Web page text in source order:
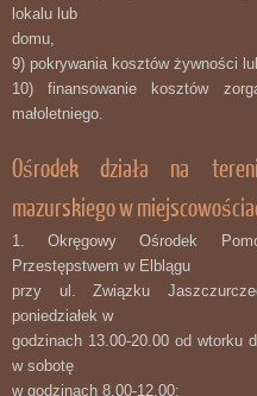
lokalu lub
domu,
9) pokrywania kosztów żywności
10) finansowanie kosztów
małoletniego.
Ośrodek działa na
mazurskiego w
1. Okręgowy Ośrodek
Przestępstwem w Elblągu
przy ul. Związku
poniedziałek w
godzinach 13.00-20.00 od wtorku
w sobotę
w godzinach 8.00-12.00;